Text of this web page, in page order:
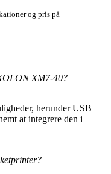
og pris på
XM7-40?
herunder USB
at integrere den i